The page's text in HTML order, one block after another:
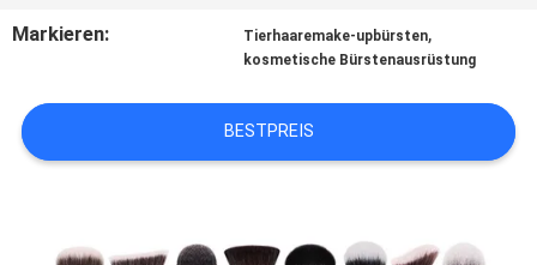
Markieren: Tierhaaremake-upbürsten,
kosmetische Bürstenausrüstung
BESTPREIS